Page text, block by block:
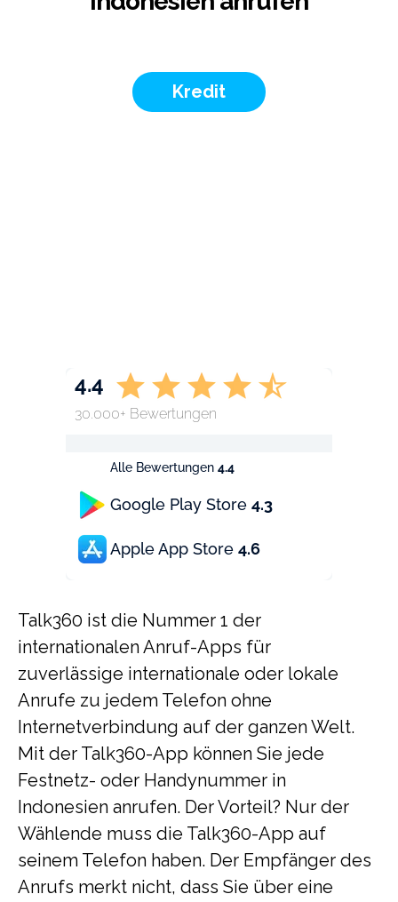
Kredit
Alle Bewertungen 4.4
Google Play Store 4.3
Apple App Store 4.6
4.4
30.000+ Bewertungen
Talk360 ist die Nummer 1 der
internationalen Anruf-Apps für
zuverlässige internationale oder lokale
Anrufe zu jedem Telefon ohne
Internetverbindung auf der ganzen Welt.
Mit der Talk360-App können Sie jede
Festnetz- oder Handynummer in
Indonesien anrufen. Der Vorteil? Nur der
Wählende muss die Talk360-App auf
seinem Telefon haben. Der Empfänger des
Anrufs merkt nicht, dass Sie über eine